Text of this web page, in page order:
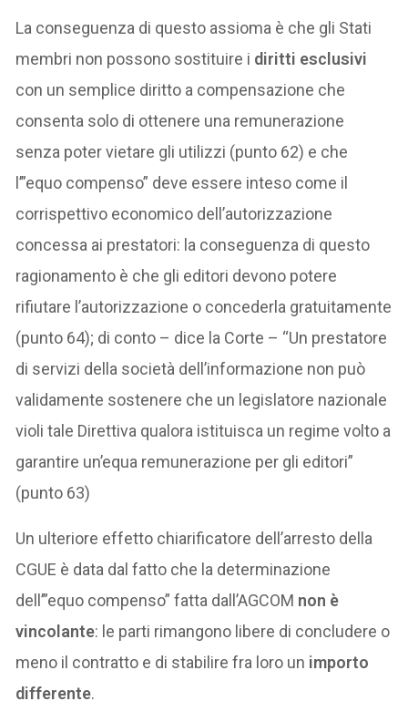
La conseguenza di questo assioma è che gli Stati
membri non possono sostituire i diritti esclusivi
con un semplice diritto a compensazione che
consenta solo di ottenere una remunerazione
senza poter vietare gli utilizzi (punto 62) e che
l’”equo compenso” deve essere inteso come il
corrispettivo economico dell’autorizzazione
concessa ai prestatori: la conseguenza di questo
ragionamento è che gli editori devono potere
rifiutare l’autorizzazione o concederla gratuitamente
(punto 64); di conto – dice la Corte – “Un prestatore
di servizi della società dell’informazione non può
validamente sostenere che un legislatore nazionale
violi tale Direttiva qualora istituisca un regime volto a
garantire un’equa remunerazione per gli editori”
(punto 63)
Un ulteriore effetto chiarificatore dell’arresto della
CGUE è data dal fatto che la determinazione
dell’”equo compenso” fatta dall’AGCOM non è
vincolante: le parti rimangono libere di concludere o
meno il contratto e di stabilire fra loro un importo
differente.